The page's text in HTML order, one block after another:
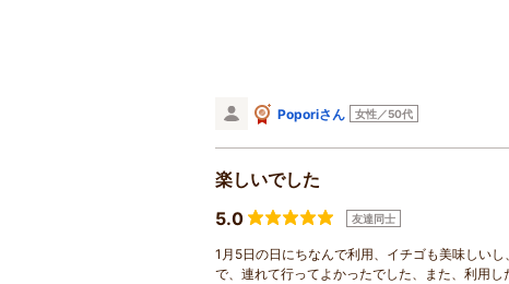
Poporiさん 女性／50代
楽しいでした
5.0
友達同士
1月5日の日にちなんで利用、イチゴも美味しい
で、連れて行ってよかったでした、また、利用